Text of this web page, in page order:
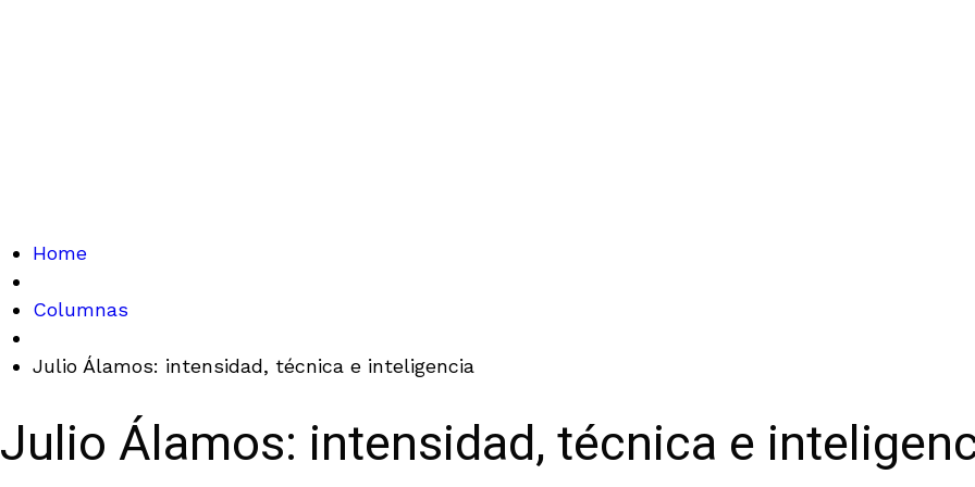
Home
Columnas
Julio Álamos: intensidad, técnica e inteligencia
Julio Álamos: intensidad, técnica e